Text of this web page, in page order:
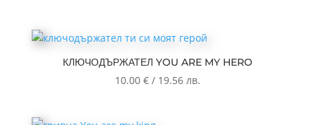
КЛЮЧОДЪРЖАТЕЛ YOU ARE MY HERO
10.00€ / 19.56лв.